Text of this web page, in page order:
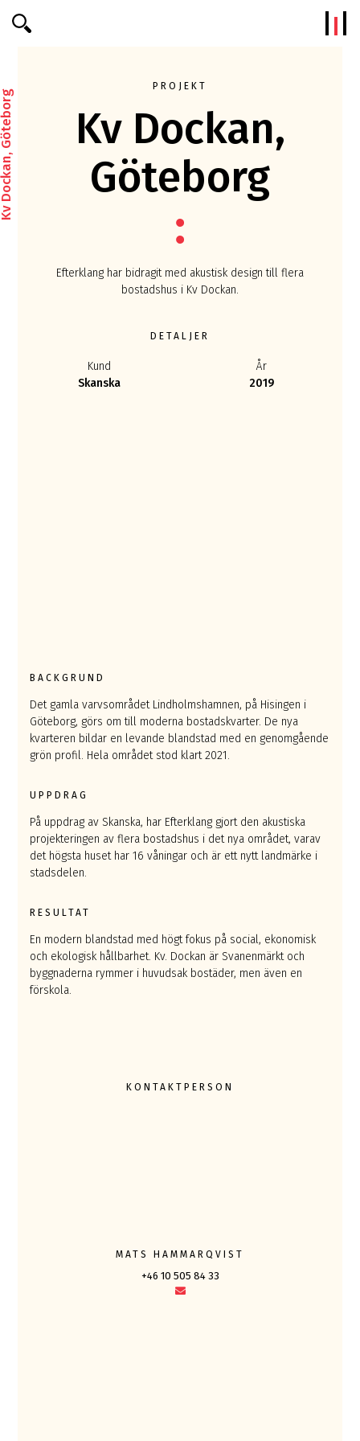
Efterklang
Göteborg
PROJEKT
Kv Dockan,
Göteborg
Efterklang har bidragit med akustisk design till flera
bostadshus i Kv Dockan.
DETALJER
Kund
Skanska
År
2019
BACKGRUND
Det gamla varvsområdet Lindholmshamnen, på Hisingen i
Göteborg, görs om till moderna bostadskvarter. De nya
kvarteren bildar en levande blandstad med en genomgående
grön profil. Hela området stod klart 2021.
UPPDRAG
På uppdrag av Skanska, har Efterklang gjort den akustiska
projekteringen av flera bostadshus i det nya området, varav
det högsta huset har 16 våningar och är ett nytt landmärke i
stadsdelen.
RESULTAT
En modern blandstad med högt fokus på social, ekonomisk
och ekologisk hållbarhet. Kv. Dockan är Svanenmärkt och
byggnaderna rymmer i huvudsak bostäder, men även en
förskola.
KONTAKTPERSON
MATS HAMMARQVIST
+46 10 505 84 33